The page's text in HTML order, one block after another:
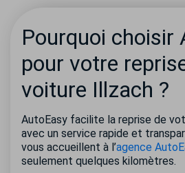
Pourquoi choisir
pour votre
voiture Illzach ?
AutoEasy facilite la reprise de
avec un service rapide et
vous accueillent à l’agence
seulement quelques kilomètres.